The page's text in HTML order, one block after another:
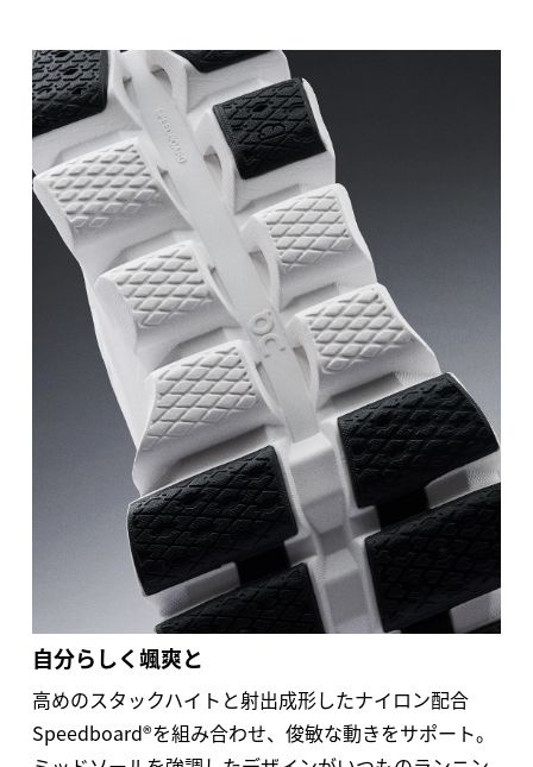
自分らしく颯爽と
高めのスタックハイトと射出成形したナイロン配合
Speedboard®を組み合わせ、俊敏な動きをサポート。